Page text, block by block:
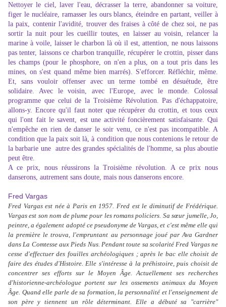
Nettoyer le ciel, laver l'eau, décrasser la terre, abandonner sa voiture,
figer le nucléaire, ramasser les ours blancs, éteindre en partant, veiller à
la paix, contenir l'avidité, trouver des fraises à côté de chez soi, ne pas
sortir la nuit pour les cueillir toutes, en laisser au voisin, relancer la
marine à voile, laisser le charbon là où il est, attention, ne nous laissons
pas tenter, laissons ce charbon tranquille, récupérer le crottin, pisser dans
les champs (pour le phosphore, on n'en a plus, on a tout pris dans les
mines, on s'est quand même bien marrés). S'efforcer. Réfléchir, même.
Et, sans vouloir offenser avec un terme tombé en désuétude, être
solidaire. Avec le voisin, avec l'Europe, avec le monde. Colossal
programme que celui de la Troisième Révolution. Pas d'échappatoire,
allons-y. Encore qu'il faut noter que récupérer du crottin, et tous ceux
qui l'ont fait le savent, est une activité foncièrement satisfaisante. Qui
n'empêche en rien de danser le soir venu, ce n'est pas incompatible. A
condition que la paix soit là, à condition que nous contenions le retour de
la barbarie une autre des grandes spécialités de l'homme, sa plus aboutie
peut être.
A ce prix, nous réussirons la Troisième révolution. A ce prix nous
danserons, autrement sans doute, mais nous danserons encore.
Fred Vargas
Fred Vargas est née à Paris en 1957. Fred est le diminutif de Frédérique.
Vargas est son nom de plume pour les romans policiers. Sa sœur jumelle, Jo,
peintre, a également adopté ce pseudonyme de Vargas, et c'est même elle qui
la première le trouva, l'empruntant au personnage joué par Ava Gardner
dans La Comtesse aux Pieds Nus. Pendant toute sa scolarité Fred Vargas ne
cesse d'effectuer des fouilles archéologiques ; après le bac elle choisit de
faire des études d'Histoire. Elle s'intéresse à la préhistoire, puis choisit de
concentrer ses efforts sur le Moyen Âge. Actuellement ses recherches
d'historienne-archéologue portent sur les ossements animaux du Moyen
Âge. Quand elle parle de sa formation, la personnalité et l'enseignement de
son père y tiennent un rôle déterminant. Elle a débuté sa "carrière"